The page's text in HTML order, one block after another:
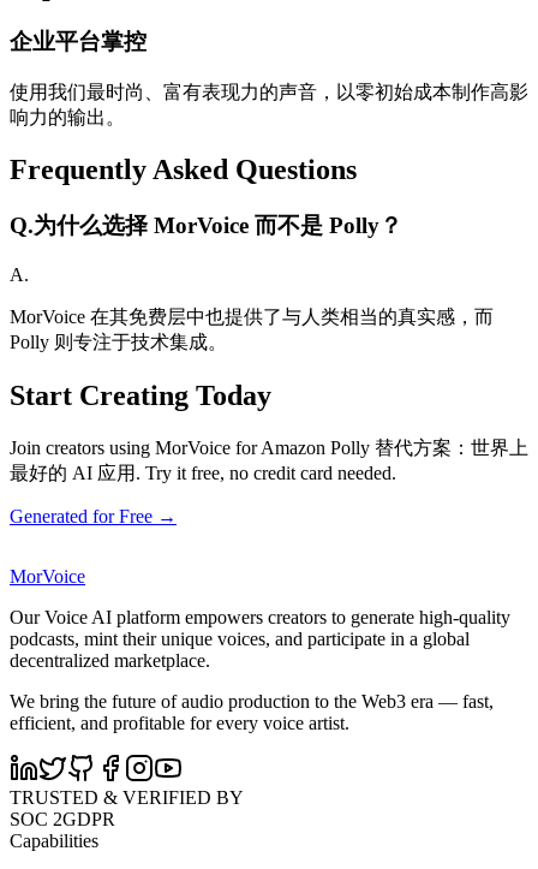
企业平台掌控
使用我们最时尚、富有表现力的声音，以零初始成本制作高影
响力的输出。
Frequently Asked Questions
Q.为什么选择 MorVoice 而不是 Polly？
A.
MorVoice 在其免费层中也提供了与人类相当的真实感，而
Polly 则专注于技术集成。
Start Creating Today
Join creators using MorVoice for Amazon Polly 替代方案：世界上
最好的 AI 应用. Try it free, no credit card needed.
Generated for Free →
MorVoice
Our Voice AI platform empowers creators to generate high-quality
podcasts, mint their unique voices, and participate in a global
decentralized marketplace.
We bring the future of audio production to the Web3 era — fast,
efficient, and profitable for every voice artist.
TRUSTED & VERIFIED BY
SOC 2GDPR
Capabilities